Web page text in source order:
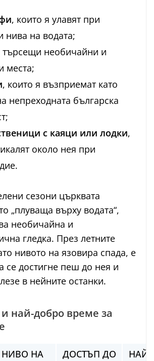
, които я улавят при
нива на водата;
търсещи необичайни и
места;
, които я възприемат като
непреходната българска
с каяци или лодки,
около нея при
сезони църквата
„плуваща върху водата“,
необичайна и
гледка. През летните
нивото на язовира спада, е
се достигне пеш до нея и
в нейните останки.
най-добро време за
НИВО НА
ДОСТЪП ДО